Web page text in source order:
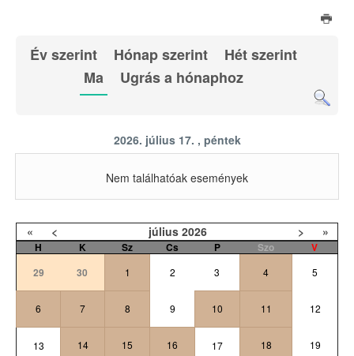
Év szerint Hónap szerint
Hét szerint
Ma
Ugrás a hónaphoz
2026. július 17. , péntek
Nem találhatóak események
« < július 2026 > »
H K Sz Cs P Szo
V
29
30 1 2 3 4 5
6 7 8 9 10 11 12
13 14 15 16 17 18 19